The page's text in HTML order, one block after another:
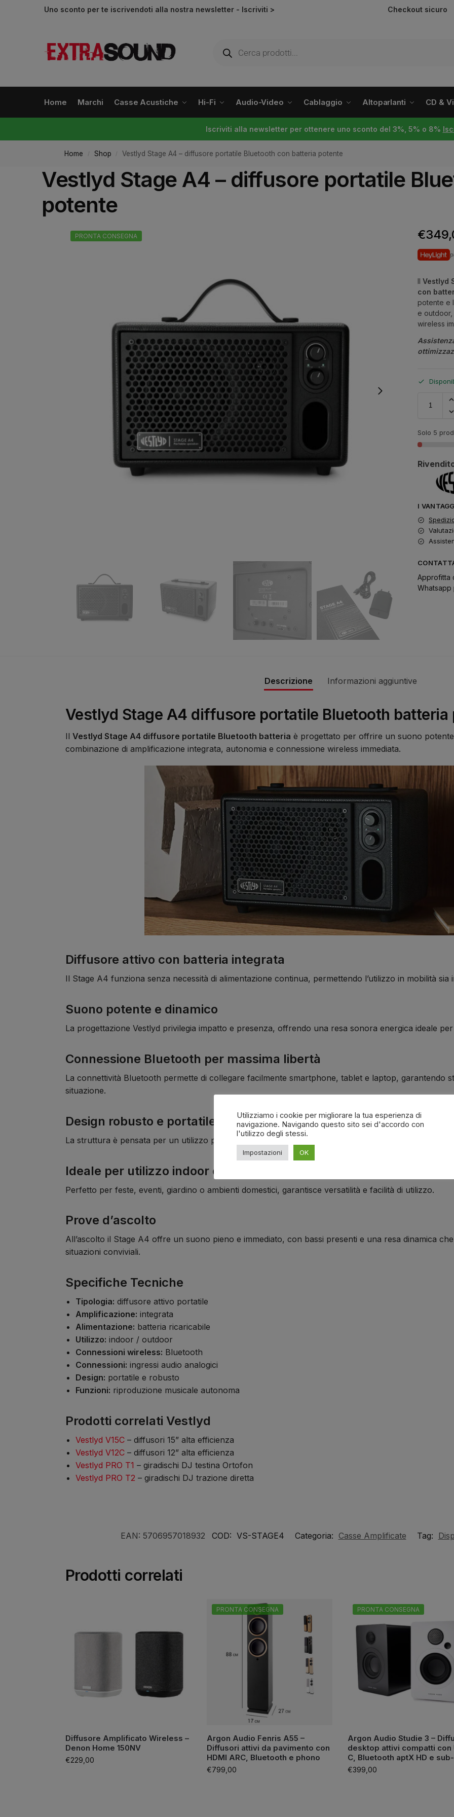
Uno sconto per te iscrivendoti alla nostra newsletter - Iscriviti > Checkout sicuro
Home Marchi Casse Acustiche Hi-Fi Audio-Video Cablaggio Altoparlanti CD &
Iscriviti alla newsletter per ottenere uno sconto del 3%, 5% o 8%
Home / Shop / Vestlyd Stage A4 – diffusore portatile Bluetooth con batteria potente
Vestlyd Stage A4 – diffusore portatile
potente
PRONTA CONSEGNA €
IlVestlyd
con
potente e
e outdoor,
wireless
Solo 5
I
Approfitta
Whatsapp
Descrizione Informazioni aggiuntive
Vestlyd Stage A4 diffusore portatile Bluetooth batteria
Il Vestlyd Stage A4 diffusore portatile Bluetooth batteria è progettato per offrire un suono
combinazione di amplificazione integrata, autonomia e connessione wireless immediata.
Diffusore attivo con batteria integrata
Il Stage A4 funziona senza necessità di alimentazione continua, permettendo l’utilizzo in mobilità sia
Suono potente e dinamico
La progettazione Vestlyd privilegia impatto e presenza, offrendo una resa sonora energica ideale
Connessione Bluetooth per massima libertà
La connettività Bluetooth permette di collegare facilmente smartphone, tablet e laptop, garantendo
situazione.
Design robusto e portatile
La struttura è pensata per un utilizzo pratico e resistente, facilitando il trasporto e l’uso in diverse
Ideale per utilizzo indoor e outdoor
Perfetto per feste, eventi, giardino o ambienti domestici, garantisce versatilità e facilità di utilizzo.
Prove d’ascolto
All’ascolto il Stage A4 offre un suono pieno e immediato, con bassi presenti e una resa dinamica
situazioni conviviali.
Specifiche Tecniche
Tipologia: diffusore attivo portatile
Amplificazione: integrata
Alimentazione: batteria ricaricabile
Utilizzo: indoor / outdoor
Connessioni wireless: Bluetooth
Connessioni: ingressi audio analogici
Design: portatile e robusto
Funzioni: riproduzione musicale autonoma
Prodotti correlati Vestlyd
Vestlyd V15C– diffusori 15” alta efficienza
Vestlyd V12C– diffusori 12” alta efficienza
Vestlyd PRO T1 – giradischi DJ testina Ortofon
Vestlyd PRO T2 – giradischi DJ trazione diretta
EAN: 5706957018932 COD: VS-STAGE4 Categoria: Casse Amplificate Tag:
Prodotti correlati
Diffusore Amplificato Wireless –
Denon Home 150NV
€229,00
PRONTA CONSEGNA
Argon Audio Fenris A55 –
Diffusori attivi da pavimento con
HDMI ARC, Bluetooth e phono
€799,00
PRONTA CONSEGNA
Argon Audio Studie 3 –
desktop attivi compatti con
C, Bluetooth aptX HD e
€399,00
Utilizziamo i cookie per migliorare la tua esperienza di
navigazione. Navigando questo sito sei d'accordo con
l'utilizzo degli stessi.
Impostazioni OK